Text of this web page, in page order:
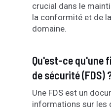
crucial dans le
la conformité et de
domaine.
Qu'est-ce qu'une
de sécurité (FDS)
Une FDS est un
informations sur les